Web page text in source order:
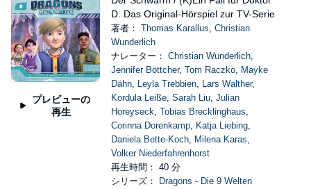
プレビューの
再生
D. Das Original-Hörspiel zur TV-Serie
著者： Thomas Karallus, Christian
Wunderlich
ナレーター： Christian Wunderlich,
Jennifer Böttcher, Tom Raczko, Mayke
Dähn, Leyla Trebbien, Lars Walther,
Kordula Leiße, Sarah Liu, Julian
Horeyseck, Tobias Brecklinghaus,
Corinna Dorenkamp, Katja Liebing,
Daniela Bette-Koch, Milena Karas,
Volker Niederfahrenhorst
再生時間： 40 分
シリーズ：
Dragons - Die 9 Welten